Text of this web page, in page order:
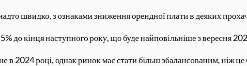
швидко, з ознаками зниження орендної плати в деяких
до кінця наступного року, що буде найповільніше з вересня
2024 році, однак ринок має стати більш збалансованим, ніж це